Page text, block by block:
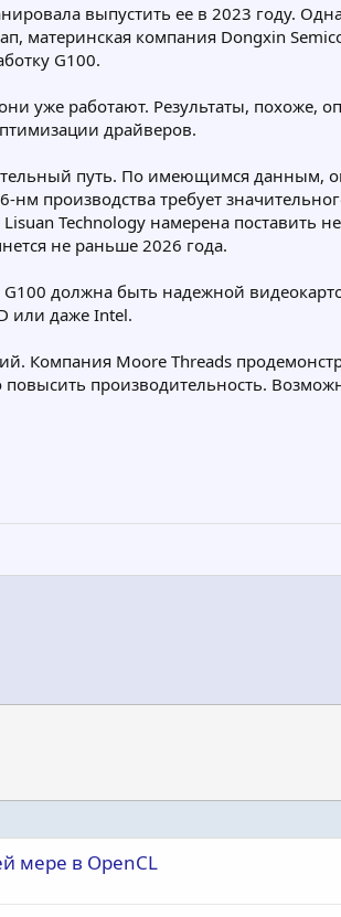
выпустить ее в 2023 году.
материнская компания Dongxin
G100.
уже работают. Результаты, похоже,
драйверов.
путь. По имеющимся данным,
производства требует
Technology намерена поставить
не раньше 2026 года.
должна быть надежной
или даже Intel.
Компания Moore Threads
производительность.
мере в OpenCL